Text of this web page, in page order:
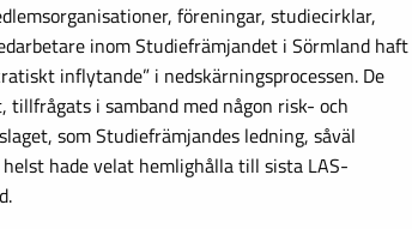
föreningar, studiecirklar,
inom Studiefrämjandet i Sörmland haft
inflytande” i nedskärningsprocessen. De
tillfrågats i samband med någon risk- och
som Studiefrämjandes ledning, såväl
hade velat hemlighålla till sista LAS-